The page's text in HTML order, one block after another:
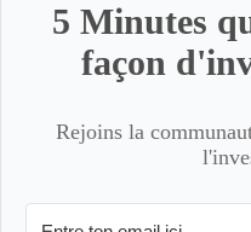
5 Minutes
façon
Rejoins la